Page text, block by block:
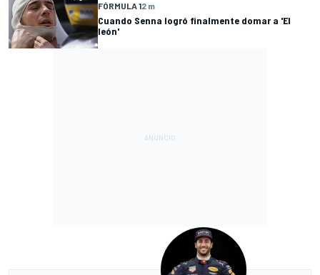
FÓRMULA 12 m
Cuando Senna logró finalmente domar a 'El
león'